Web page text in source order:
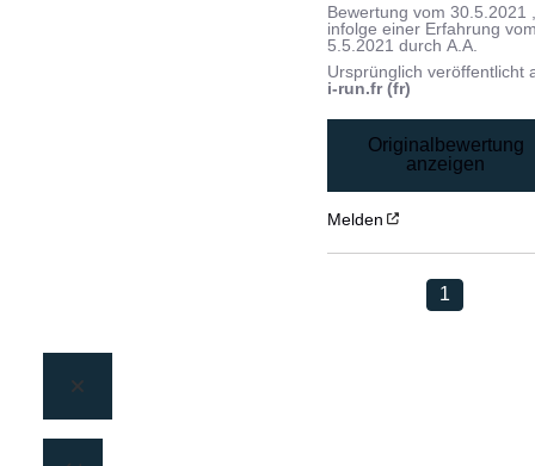
Bewertung vom30.5.2021
infolge einer Erfahrung
5.5.2021 durchA.A.
Ursprünglich veröffentlicht
i-run.fr (fr)
Originalbewertung
anzeigen
Melden
1